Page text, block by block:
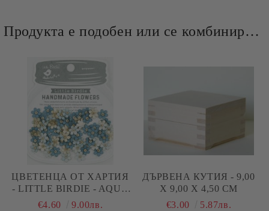
Продукта е подобен или се комбинира добре и със следните продукти :
ЦВЕТЕНЦА ОТ ХАРТИЯ
- LITTLE BIRDIE - AQUA
SPLASH - 60 БР.
€4.60 9.00лв.
ДЪРВЕНА КУТИЯ - 9,00
Х 9,00 Х 4,50 СМ
€3.00
5.87лв.